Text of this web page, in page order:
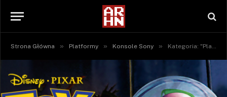
Strona Główna » Platformy » Konsole Sony » Kategoria: "PlayStation" (Strona 3)